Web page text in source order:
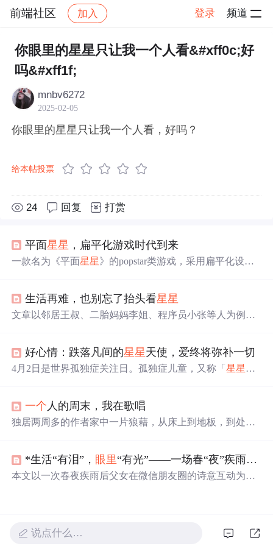
前端社区 加入 登录 频道
社区 前端社区 感慨 帖子详情
你眼里的星星只让我一个人看&#xff0c;好
吗&#xff1f;
mnbv6272
2025-02-05
你眼里的星星只让我一个人看，好吗？
给本帖投票
24 回复 打赏
平面星星 ，扁平化游戏时代到来
一款名为《平面星星》的popstar类游戏，采用扁平化设
设计和游戏音效，使其成为移动游戏的新亮点。
生活再难，也别忘了抬头看星星
文章以邻居王叔、二胎妈妈李姐、程序员小张等人为例，
立收集册、短暂抽离放松、构建行动清单三个寻找希望的
方法，鼓励怀揣希望跨越困境。
好心情：跌落凡间的星星天使，爱终将弥补一切
4月2日是世界孤独症关注日。孤独症儿童，又称「星星 的
期干预和康复训练可显著改善他们的生活质量。家庭在康
复过程中扮演关键角色，然而也面临着巨大的经济和心理
一个 人的周末，我在歌唱
独居两周多的作者家中一片狼藉，从床上到地板，到处是
活动，寻求内心的平静与自我救赎。文章探讨了个人在现
代社会中的孤独感、对工业化生活的向往以及对田园生活
*生活“有泪”， 眼里“有光”——一场春“夜”疾雨后和女儿的“对话”
本文以一次春夜疾雨后父女在微信朋友圈的诗意互动为切
特观点。文中融合DeepSeek/Kimi等AI模型对文本的赏析反
馈，并关联Python学习资源与编程思维本质，强调编程即
说点什么…